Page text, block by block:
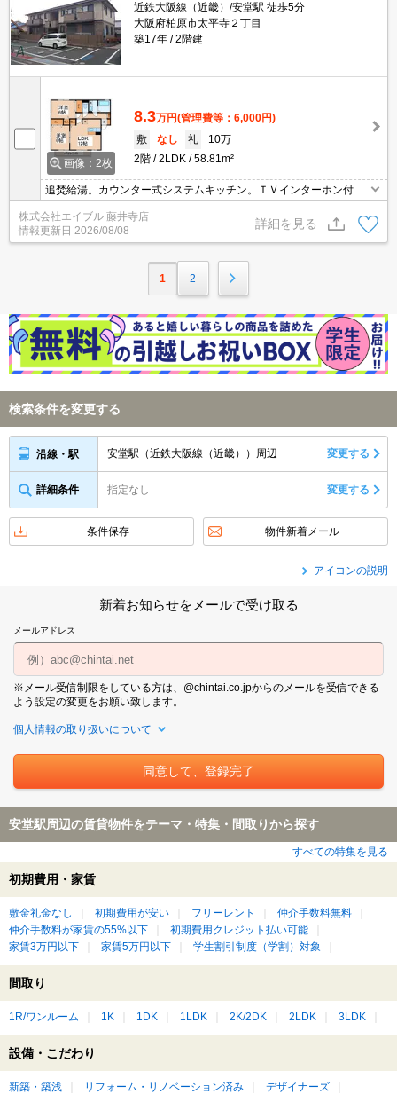
近鉄大阪線（近畿）/安堂駅 徒歩5分
大阪府柏原市太平寺２丁目
築17年
2階建
画像：2枚
8.3万円(管理費等：6,000円)
敷
なし 礼
10万
2階
2LDK 58.81m²
追焚給湯。カウンター式システムキッチン。ＴＶインターホン付
き。
株式会社エイブル 藤井寺店
情報更新日 2026/08/08
詳細を見る
1 2
検索条件を変更する
沿線・駅 安堂駅（近鉄大阪線（近畿））周辺 変更する
詳細条件 指定なし 変更する
条件保存 物件新着メール
アイコンの説明
新着お知らせをメールで受け取る
メールアドレス
※メール受信制限をしている方は、@chintai.co.jpからのメールを受信できる
よう設定の変更をお願い致します。
個人情報の取り扱いについて
安堂駅周辺の賃貸物件をテーマ・特集・間取りから探す
すべての特集を見る
初期費用・家賃
敷金礼金なし 初期費用が安い フリーレント
仲介手数料無料
仲介手数料が家賃の55%以下
初期費用クレジット払い可能
家賃3万円以下
家賃5万円以下 学生割引制度（学割）対象
間取り
1R/ワンルーム 1K 1DK 1LDK 2K/2DK 2LDK 3LDK
設備・こだわり
新築・築浅 リフォーム・リノベーション済み
デザイナーズ